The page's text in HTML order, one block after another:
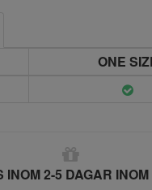
ONE
INOM 2-5 DAGAR